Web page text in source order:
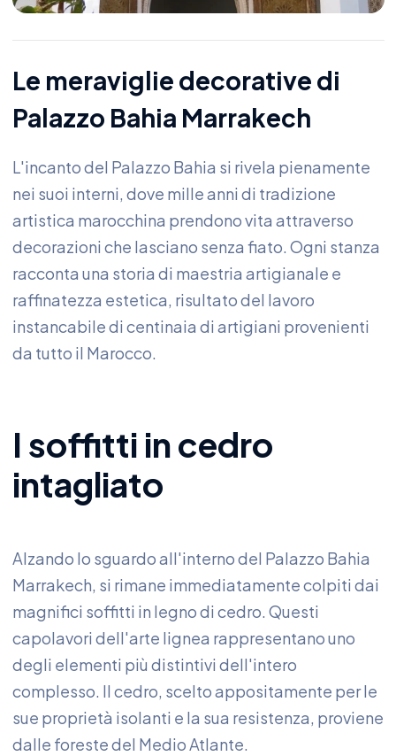
Le meraviglie decorative di
Palazzo Bahia Marrakech
L'incanto del Palazzo Bahia si rivela pienamente
nei suoi interni, dove mille anni di tradizione
artistica marocchina prendono vita attraverso
decorazioni che lasciano senza fiato. Ogni stanza
racconta una storia di maestria artigianale e
raffinatezza estetica, risultato del lavoro
instancabile di centinaia di artigiani provenienti
da tutto il Marocco.
I soffitti in cedro
intagliato
Alzando lo sguardo all'interno del Palazzo Bahia
Marrakech, si rimane immediatamente colpiti dai
magnifici soffitti in legno di cedro. Questi
capolavori dell'arte lignea rappresentano uno
degli elementi più distintivi dell'intero
complesso. Il cedro, scelto appositamente per le
sue proprietà isolanti e la sua resistenza, proviene
dalle foreste del Medio Atlante.